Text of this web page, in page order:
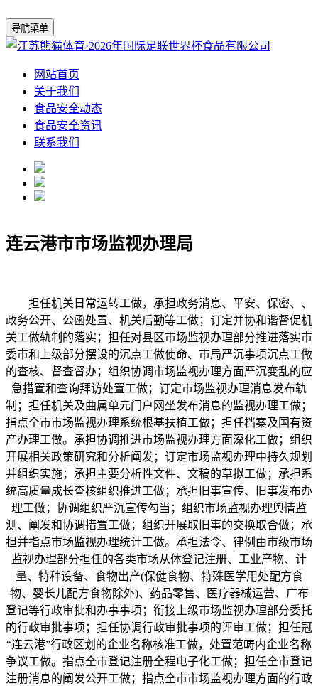
导航菜单
网站首页
关于我们
食品安全动态
食品安全资讯
联系我们
连云港市市场监视办理局
担任机关日常运转工做，承担政务消息、平安、保密、、
政务公开、公函处置、机关后勤等工做；订定并协和谐督促机
关工做轨制的落实；担任对县区市场监视办理部分推进落实市
委市和上级部分摆设的沉点工做使命、市局严沉事项沉点工做
的查核、督查督办；组织协调市场监视办理方面严沉变乱的应
急措置和查询拜访处置工做；订定市场监视办理消息发布轨
制；担任机关及曲属单元门户网坐发布消息的监视办理工做；
指点全市市场监视办理系统根基扶植工做；担任档案及国有资
产办理工做。承担协调推进市场监视办理方面深化工做；组织
开展相关政策研究和分析阐发；订定市场监视办理中持久规划
并组织实施；承担主要分析性文件、文稿的草拟工做；承担系
统高质量成长查核组织推进工做；承担旧事宣传、旧事发布办
理工做；协调组织严沉宣传勾当；组织市场监视办理舆情监
测、阐发和协调措置工做；组织开展取旧事的交换取合做；承
担并指点市场监视办理统计工做。承担法令、律例由市级市场
监视办理部分担任的各类市场从体登记注册、工业产物、计
量、特种设备、食物出产(保健食物、特殊医学用处配方食
物、婴长儿配方食物除外)、药品零售、医疗器械运营、广布
登记等行政审批和办事事项；衔接上级市场监视办理部分委托
的行政审批事项；担任协调行政审批事项的评审工做；担任冠
“连云港”行政区划的企业名称核准工做，处置范畴内企业名称
争议工做。指点全市登记注册全程电子化工做；担任全市登记
注册消息的阐发公开工做；指点全市市场监视办理方面的行政